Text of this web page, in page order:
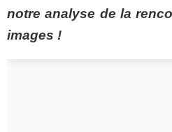
notre analyse de la
images !